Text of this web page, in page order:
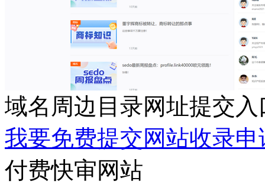
域名周边目录网址提交入
我要免费提交网站收录申
付费快审网站